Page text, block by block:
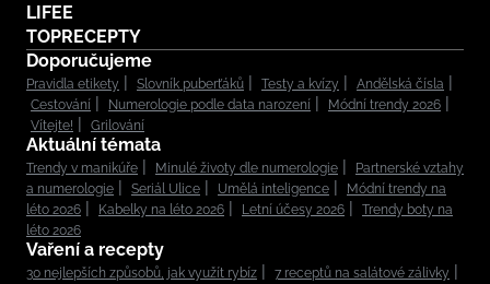
LIFEE
TOPRECEPTY
Doporučujeme
Pravidla etikety Slovník puberťáků Testy a kvízy
Andělská čísla
Cestování
Numerologie podle data narození
Módní trendy 2026
Vítejte!
Grilování
Aktuální témata
Trendy v manikúře Minulé životy dle numerologie
Partnerské vztahy
a numerologie
Seriál Ulice Umělá inteligence
Módní trendy na
léto 2026
Kabelky na léto 2026 Letní účesy 2026
Trendy boty na
léto 2026
Vaření a recepty
30 nejlepších způsobů, jak využít rybíz
7 receptů na salátové zálivky